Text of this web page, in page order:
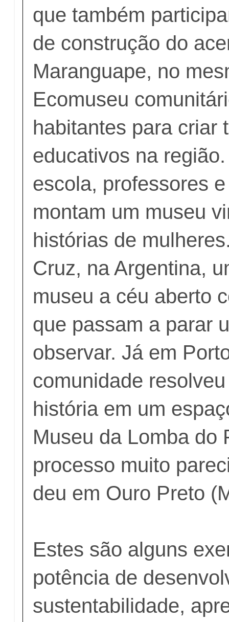
que também
de construção do
Maranguape, no
Ecomuseu
habitantes para criar
educativos na
escola, professores
montam um museu
histórias de
Cruz, na Argentina,
museu a céu aberto
que passam a parar
observar. Já em
comunidade
história em um
Museu da Lomba do
processo muito
deu em Ouro Preto
Estes são alguns
potência de
sustentabilidade,